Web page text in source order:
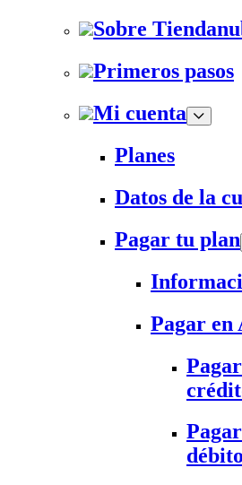
Sobre
Primeros pasos
Mi cuenta
Planes
Datos de la
Pagar tu plan
Pagar en
débito